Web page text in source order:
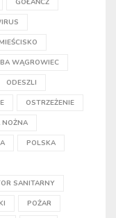
GOŁAŃCZ
WĄGROWIEC
ODESZLI
OSTRZEŻENIE
NOŻNA
POLSKA
SANITARNY
POŻAR